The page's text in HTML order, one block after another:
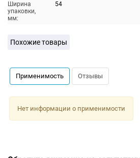
Ширина
упаковки,
мм:
54
Похожие товары
Применимость Отзывы
Нет информации о применимости